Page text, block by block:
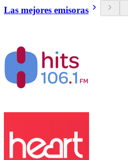
Las mejores emisoras